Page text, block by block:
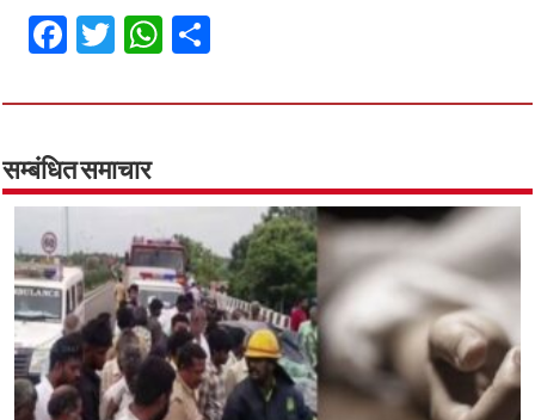
Fa
ce
b
o
o
k
T
wi
tt
er
W
h
at
p
p
ar
सम्बंधित समाचार